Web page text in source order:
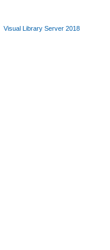
Visual Library Server 2018